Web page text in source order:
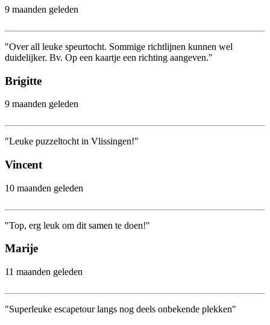
9 maanden geleden
"Over all leuke speurtocht. Sommige richtlijnen kunnen wel
duidelijker. Bv. Op een kaartje een richting aangeven."
Brigitte
9 maanden geleden
"Leuke puzzeltocht in Vlissingen!"
Vincent
10 maanden geleden
"Top, erg leuk om dit samen te doen!"
Marije
11 maanden geleden
"Superleuke escapetour langs nog deels onbekende plekken"